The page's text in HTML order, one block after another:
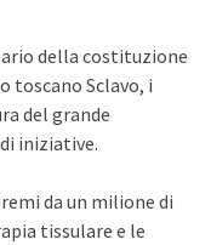
della costituzione
toscano Sclavo, i
del grande
iniziative.
da un milione di
tissulare e le